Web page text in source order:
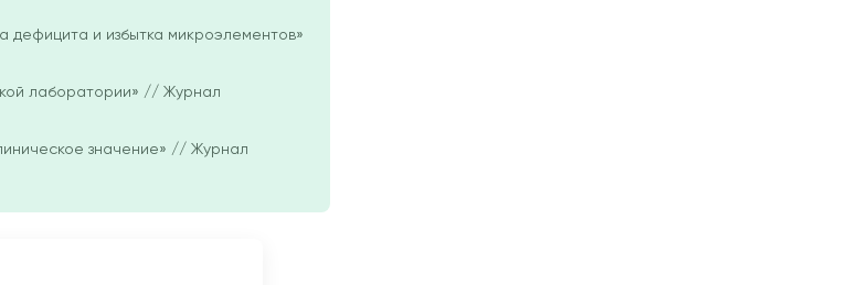
дефицита и избытка микроэлементов»
лаборатории» // Журнал
значение» // Журнал